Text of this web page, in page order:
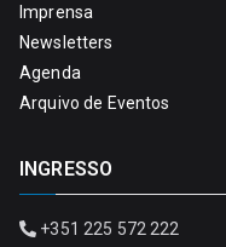
Imprensa
Newsletters
Agenda
Arquivo de Eventos
INGRESSO
+351 225 572 222